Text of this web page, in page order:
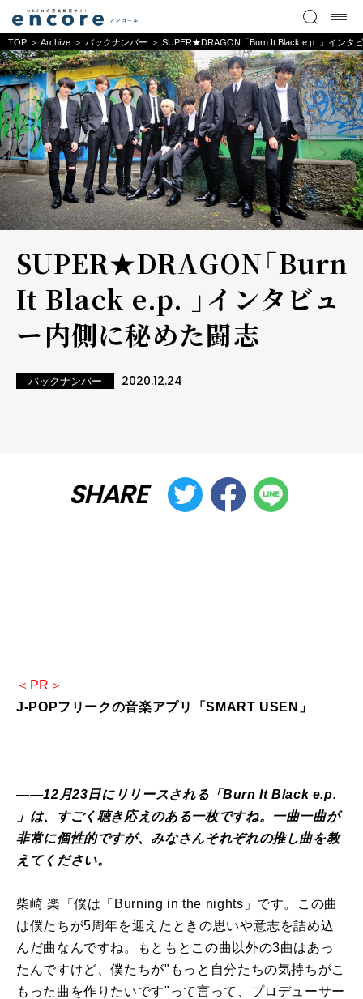
TOP Archive バックナンバー SUPER★DRAGON「Burn It Black e.p. 」インタ
SUPER★DRAGON「Burn
It Black e.p. 」インタビュ
ー――内側に秘めた闘志
バックナンバー 2020.12.24
SHARE
＜PR＞
J-POPフリークの音楽アプリ「SMART USEN」
――12月23日にリリースされる「Burn It Black e.p.
」は、すごく聴き応えのある一枚ですね。一曲一曲が
非常に個性的ですが、みなさんそれぞれの推し曲を教
えてください。
柴崎 楽「僕は「Burning in the nights」です。この曲
は僕たちが5周年を迎えたときの思いや意志を詰め込
んだ曲なんですね。もともとこの曲以外の3曲はあっ
たんですけど、僕たちが"もっと自分たちの気持ちがこ
もった曲を作りたいです"って言って、プロデューサー